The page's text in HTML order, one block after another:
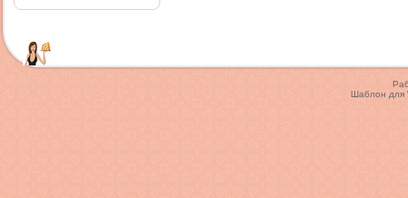
Шаблон для